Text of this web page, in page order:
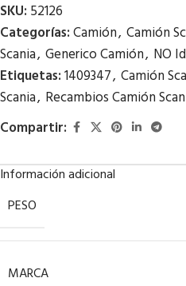
SKU: 52126
Categorías:Camión, Camión
Scania, Generico Camión, NO
Etiquetas:1409347, Camión
Scania, Recambios Camión
Compartir:
Información adicional
PESO
MARCA